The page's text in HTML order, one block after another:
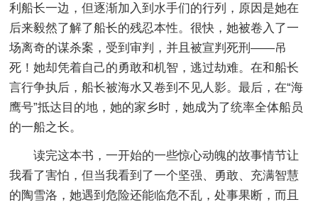
利船长一边，但逐渐加入到水手们的行列，原因是她在
后来毅然了解了船长的残忍本性。很快，她被卷入了一
场离奇的谋杀案，受到审判，并且被宣判死刑——吊
死！她却凭着自己的勇敢和机智，逃过劫难。在和船长
言行争执后，船长被海水又卷到不见人影。最后，在“海
鹰号”抵达目的地，她的家乡时，她成为了统率全体船员
的一船之长。
读完这本书，一开始的一些惊心动魄的故事情节让
我看了害怕，但当我看到了一个坚强、勇敢、充满智慧
的陶雪洛，她遇到危险还能临危不乱，处事果断，而且